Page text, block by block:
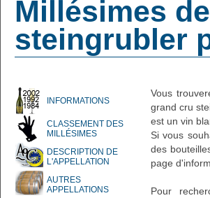
Millésimes
steingrubler
INFORMATIONS
CLASSEMENT DES
MILLÉSIMES
DESCRIPTION DE
L'APPELLATION
AUTRES
APPELLATIONS
Vous
grand cru
est un vin
Si vous
des
page
Pour